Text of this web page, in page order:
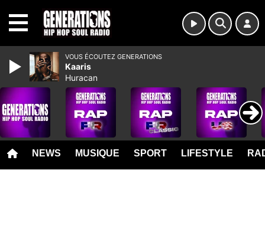
NEWS MUSIQUE SPORT LIFESTYLE
VOUS ÉCOUTEZ GENERATIONS
Kaaris
Huracan